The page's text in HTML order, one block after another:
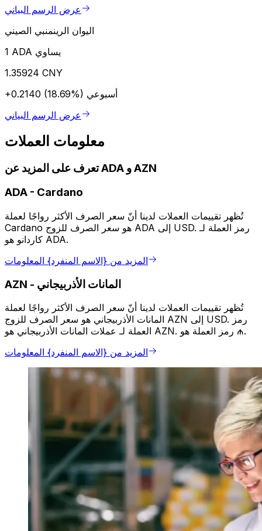
عرض الرسم البياني
اليوان الرينمنبي الصيني
1 ADA يساوي
1.35924 CNY
+0.2140 (18.69%) أسبوعي
عرض الرسم البياني
معلومات العملات
تعرف على المزيد عن ADA و AZN
ADA - Cardano
تُظهر تقييمات العملات لدينا أنّ سعر الصرف الأكثر رواجًا لعملة
Cardano هو سعر الصرف للزوج ADA إلى USD. رمز العملة لـ
كاردانو هو ADA.
المزيد من {الاسم المنفرد} المعلومات
AZN - المانات الأذربيجاني
تُظهر تقييمات العملات لدينا أنّ سعر الصرف الأكثر رواجًا لعملة
المانات الأذربيجاني هو سعر الصرف للزوج AZN إلى USD. رمز
العملة لـ عملات المانات الأذربيجاني هو AZN. رمز العملة هو ₼.
المزيد من {الاسم المنفرد} المعلومات